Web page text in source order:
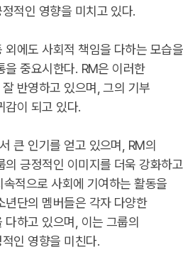
적인 영향을 미치고 있다.
외에도 사회적 책임을 다하는 모습을
을 중요시한다. RM은 이러한
반영하고 있으며, 그의 기부
감이 되고 있다.
큰 인기를 얻고 있으며, RM의
의 긍정적인 이미지를 더욱 강화하고
적으로 사회에 기여하는 활동을
년단의 멤버들은 각자 다양한
다하고 있으며, 이는 그룹의
인 영향을 미친다.